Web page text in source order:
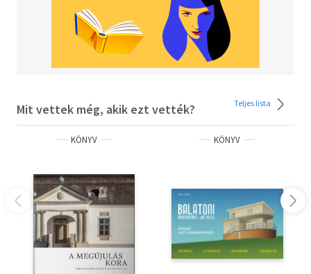
Mit vettek még, akik ezt vették? Teljes lista
KÖNYV KÖNYV